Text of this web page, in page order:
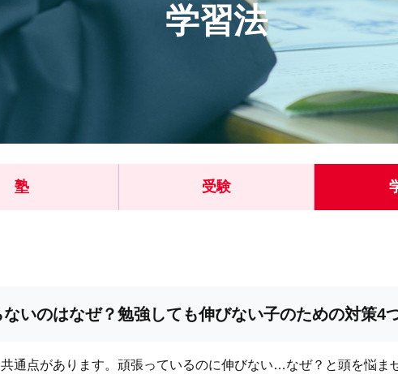
学習法
塾 受験
いのはなぜ？勉強しても伸びない子のための対策4
通点があります。頑張っているのに伸びない…なぜ？と頭を悩ま